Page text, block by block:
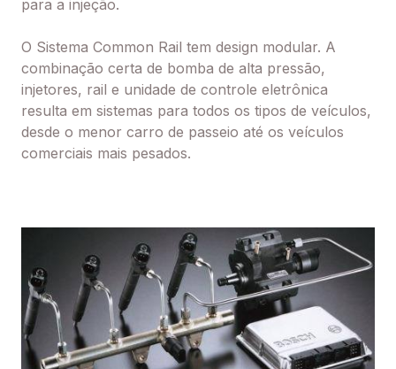
para a injeção.
O Sistema Common Rail tem design modular. A
combinação certa de bomba de alta pressão,
injetores, rail e unidade de controle eletrônica
resulta em sistemas para todos os tipos de veículos,
desde o menor carro de passeio até os veículos
comerciais mais pesados.